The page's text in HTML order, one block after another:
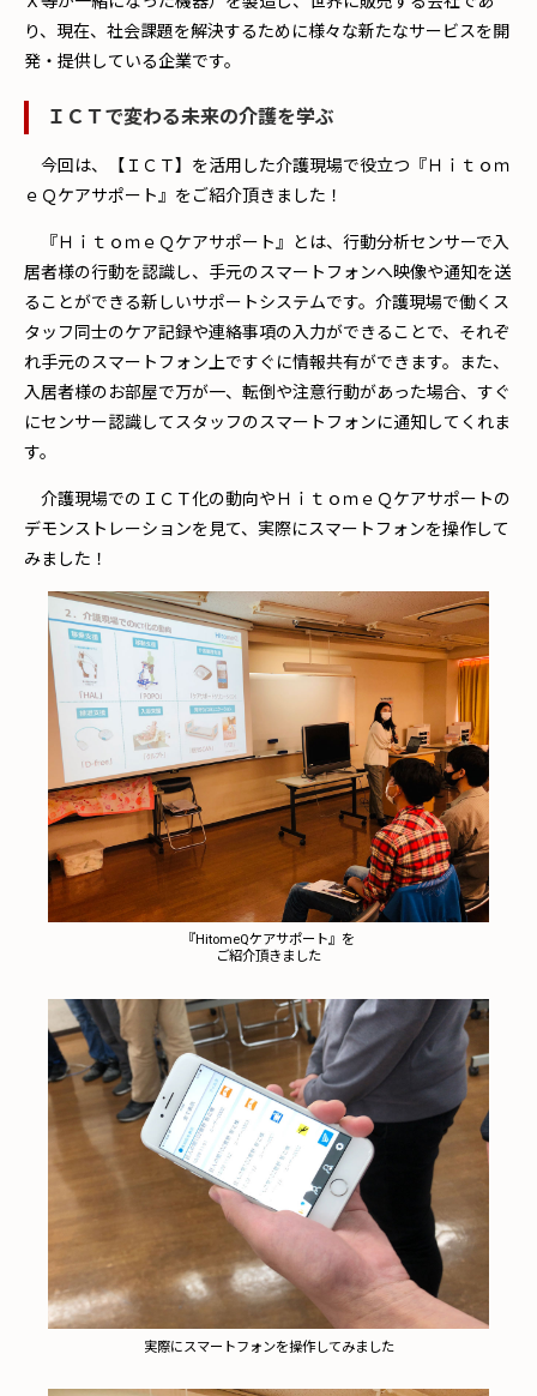
り、現在、社会課題を解決するために様々な新たなサービスを開
発・提供している企業です。
ＩＣＴで変わる未来の介護を学ぶ
今回は、【ＩＣＴ】を活用した介護現場で役立つ『Ｈｉｔｏｍ
ｅＱケアサポート』をご紹介頂きました！
『ＨｉｔｏｍｅＱケアサポート』とは、行動分析センサーで入
居者様の行動を認識し、手元のスマートフォンへ映像や通知を送
ることができる新しいサポートシステムです。介護現場で働くス
タッフ同士のケア記録や連絡事項の入力ができることで、それぞ
れ手元のスマートフォン上ですぐに情報共有ができます。また、
入居者様のお部屋で万が一、転倒や注意行動があった場合、すぐ
にセンサー認識してスタッフのスマートフォンに通知してくれま
す。
介護現場でのＩＣＴ化の動向やＨｉｔｏｍｅＱケアサポートの
デモンストレーションを見て、実際にスマートフォンを操作して
みました！
『HitomeQケアサポート』を
ご紹介頂きました
実際にスマートフォンを操作してみました